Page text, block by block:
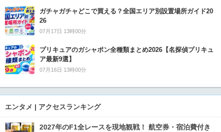
ガチャガチャどこで買える？全国エリア別設置場所ガイド20
26
07月17日 13時00分
プリキュアのガシャポン全種類まとめ2026【名探偵プリキュ
ア最新9選】
07月16日 13時00分
エンタメ | アクセスランキング
2027年のF1全レースを現地観戦！ 航空券・宿泊費付き